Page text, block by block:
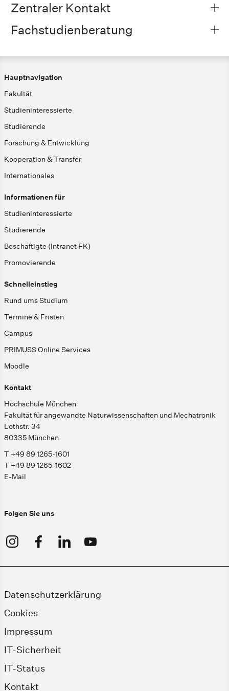
Zentraler Kontakt
Fachstudienberatung
Hauptnavigation
Fakultät
Studieninteressierte
Studierende
Forschung & Entwicklung
Kooperation & Transfer
Internationales
Informationen für
Studieninteressierte
Studierende
Beschäftigte (Intranet FK)
Promovierende
Schnelleinstieg
Rund ums Studium
Termine & Fristen
Campus
PRIMUSS Online Services
Moodle
Kontakt
Hochschule München
Fakultät für angewandte Naturwissenschaften und Mechatronik
Lothstr. 34
80335 München
T +49 89 1265-1601
T +49 89 1265-1602
E-Mail
Folgen Sie uns
Datenschutzerklärung
Cookies
Impressum
IT-Sicherheit
IT-Status
Kontakt